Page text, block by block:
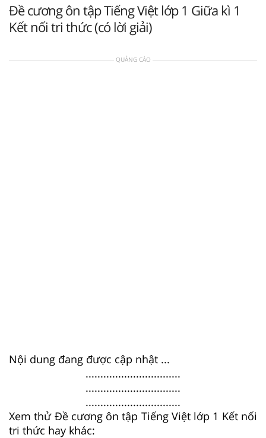
Đề cương ôn tập Tiếng Việt lớp 1 Giữa kì 1
Kết nối tri thức (có lời giải)
QUẢNG CÁO
Nội dung đang được cập nhật ...
................................
................................
................................
Xem thử Đề cương ôn tập Tiếng Việt lớp 1 Kết nối
tri thức hay khác: